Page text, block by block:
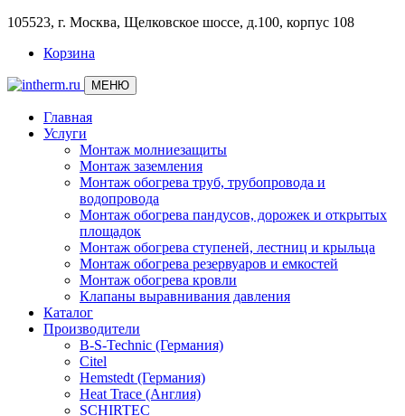
105523, г. Москва, Щелковское шоссе, д.100, корпус 108
Корзина
МЕНЮ
Главная
Услуги
Монтаж молниезащиты
Монтаж заземления
Монтаж обогрева труб, трубопровода и
водопровода
Монтаж обогрева пандусов, дорожек и открытых
площадок
Монтаж обогрева ступеней, лестниц и крыльца
Монтаж обогрева резервуаров и емкостей
Монтаж обогрева кровли
Клапаны выравнивания давления
Каталог
Производители
B-S-Technic (Германия)
Citel
Hemstedt (Германия)
Heat Trace (Англия)
SCHIRTEC